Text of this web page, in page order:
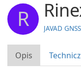
R JAVAD GNSS
Opis